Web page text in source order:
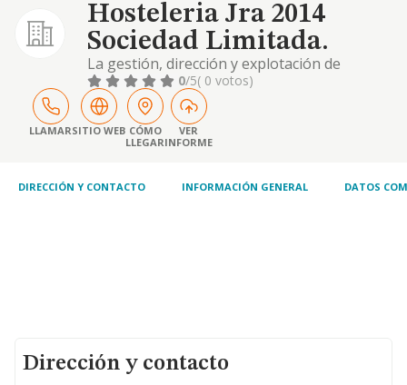
Hosteleria Jra 2014
Sociedad Limitada.
La gestión, dirección y explotación de
cafeterías, bares, restaurantes, kioscos al
aire libre, pubs y cualquiler tipo de negocio
relacionado con la hostelería y restauración
0/5( 0 votos)
LLAMARSITIO WEB CÓMO
LLEGAR
VER
INFORME
DIRECCIÓN Y CONTACTO INFORMACIÓN GENERAL DATOS
Dirección y contacto